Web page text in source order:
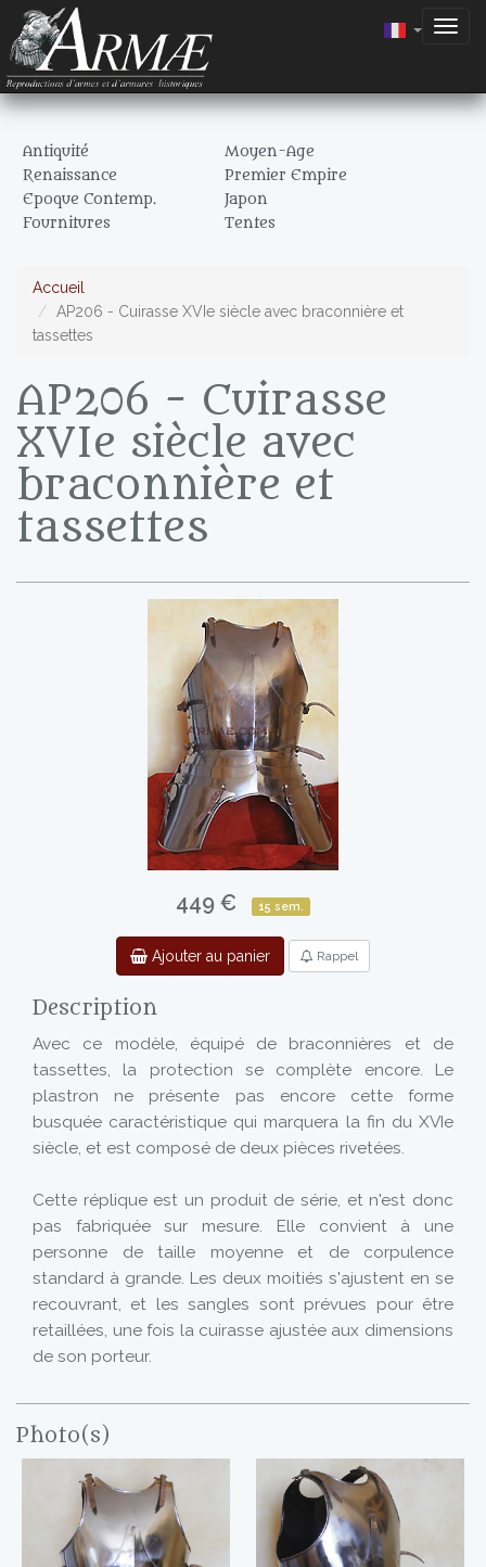
Antiquité
Moyen-Age
Renaissance
Premier Empire
Epoque Contemp.
Japon
Fournitures
Tentes
Accueil
AP206 - Cuirasse XVIe siècle avec braconnière et
tassettes
AP206 - Cuirasse
XVIe siècle avec
braconnière et
tassettes
449 € 15 sem.
Ajouter au panier Rappel
Description
Avec ce modèle, équipé de braconnières et de
tassettes, la protection se complète encore. Le
plastron ne présente pas encore cette forme
busquée caractéristique qui marquera la fin du XVIe
siècle, et est composé de deux pièces rivetées.
Cette réplique est un produit de série, et n'est donc
pas fabriquée sur mesure. Elle convient à une
personne de taille moyenne et de corpulence
standard à grande. Les deux moitiés s'ajustent en se
recouvrant, et les sangles sont prévues pour être
retaillées, une fois la cuirasse ajustée aux dimensions
de son porteur.
Photo(s)